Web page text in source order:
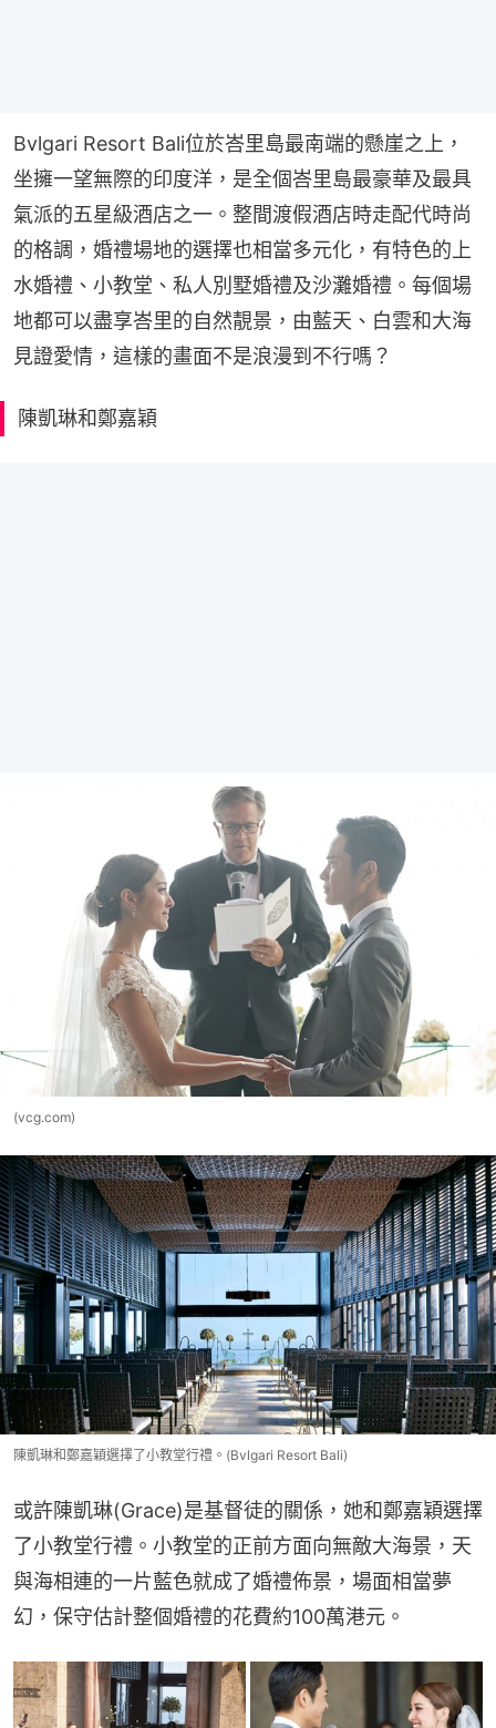
Bvlgari Resort Bali位於峇里島最南端的懸崖之上，
坐擁一望無際的印度洋，是全個峇里島最豪華及最具
氣派的五星級酒店之一。整間渡假酒店時走配代時尚
的格調，婚禮場地的選擇也相當多元化，有特色的上
水婚禮、小教堂、私人別墅婚禮及沙灘婚禮。每個場
地都可以盡享峇里的自然靚景，由藍天、白雲和大海
見證愛情，這樣的畫面不是浪漫到不行嗎？
陳凱琳和鄭嘉穎
(vcg.com)
陳凱琳和鄭嘉穎選擇了小教堂行禮。(Bvlgari Resort Bali)
或許陳凱琳(Grace)是基督徒的關係，她和鄭嘉穎選擇
了小教堂行禮。小教堂的正前方面向無敵大海景，天
與海相連的一片藍色就成了婚禮佈景，場面相當夢
幻，保守估計整個婚禮的花費約100萬港元。